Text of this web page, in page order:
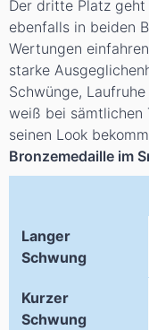
Der dritte Platz geht
ebenfalls in beiden
Wertungen
starke
Schwünge,
weiß bei sämtlichen
seinen Look
Bronzemedaille im
Langer
Schwung
Kurzer
Schwung